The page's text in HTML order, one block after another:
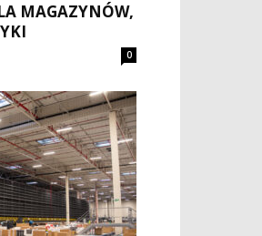
MAGAZYNÓW,
0